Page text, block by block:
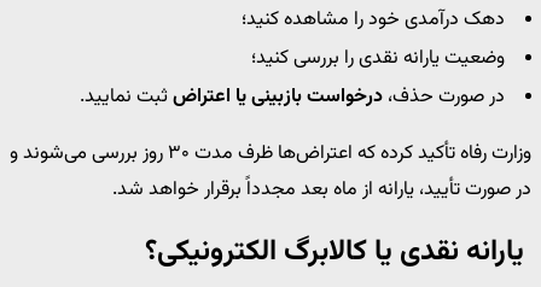
دهک درآمدی خود را مشاهده کنید؛
وضعیت یارانه نقدی را بررسی کنید؛
در صورت حذف، درخواست بازبینی یا اعتراضثبت نمایید.
وزارت رفاه تأکید کرده که اعتراض‌ها ظرف مدت ۳۰ روز بررسی می‌شوند و
در صورت تأیید، یارانه از ماه بعد مجدداً برقرار خواهد شد.
یارانه نقدی یا کالابرگ الکترونیکی؟